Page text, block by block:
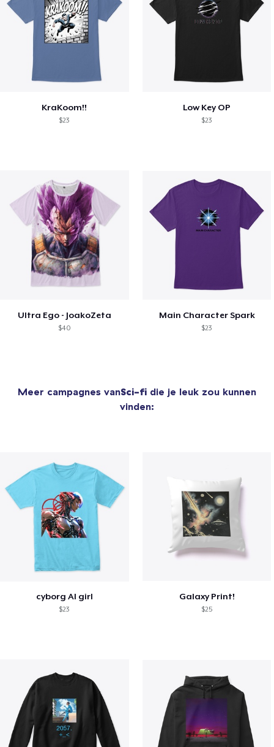
KraKoom!!
$23
Low Key OP
$23
Ultra Ego - JoakoZeta
$40
Main Character Spark
$23
Meer campagnes vanSci-fi die je leuk zou kunnen
vinden:
cyborg AI girl
$23
Galaxy Print!
$25